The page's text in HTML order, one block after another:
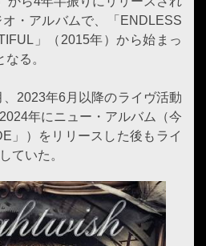
・アルバムで、「ENDLESS
」（2015年）から始まっ
る。
2023年6月以降のライヴ活動
年にニュー・アルバム（今
」）をリリースした後もライ
ていた。